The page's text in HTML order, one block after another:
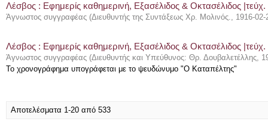
Λέσβος : Eφημερίς καθημερινή, Εξασέλιδος & Οκτασέλιδος
Άγνωστος συγγραφέας (Διευθυντής της Συντάξεως Χρ. Μολινός., 1916-02-
Λέσβος : Eφημερίς καθημερινή, Εξασέλιδος & Οκτασέλιδος
Άγνωστος συγγραφέας (Διευθυντής και Υπεύθυνος: Θρ. Δουβαλετέλλης,
Το χρονογράφημα υπογράφεται με το ψευδώνυμο "Ο Καταπέλτης"
Αποτελέσματα 1-20 από 533